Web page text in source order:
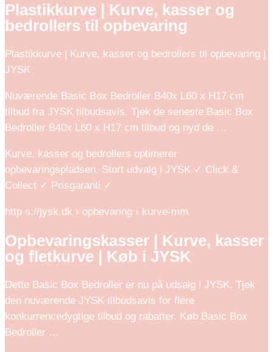
Plastikkurve | Kurve, kasser og
bedrollers til opbevaring
Plastikkurve | Kurve, kasser og bedrollers til opbevaring |
JYSK
Nuværende Basic Box Bedroller B40x L60 x H17 cm
tilbud fra JYSK tilbudsavis. Tjek de seneste Basic Box
Bedroller B40x L60 x H17 cm tilbud og nyd de …
Kurve, kasser og bedrollers optimerer
opbevaringspladsen. Stort udvalg i JYSK ✓ Click &
Collect ✓ Prisgaranti ✓
http s://jysk.dk › opbevaring › kurve-mm
Opbevaringskasser | Kurve, kasser
og fletkurve | Køb i JYSK
Dette Basic Box Bedroller er nu på udsalg i JYSK. Tjek
den nuværende JYSK tilbudsavis for flere
konkurrencedygtige tilbud og rabatter. Køb Basic Box
Bedroller …